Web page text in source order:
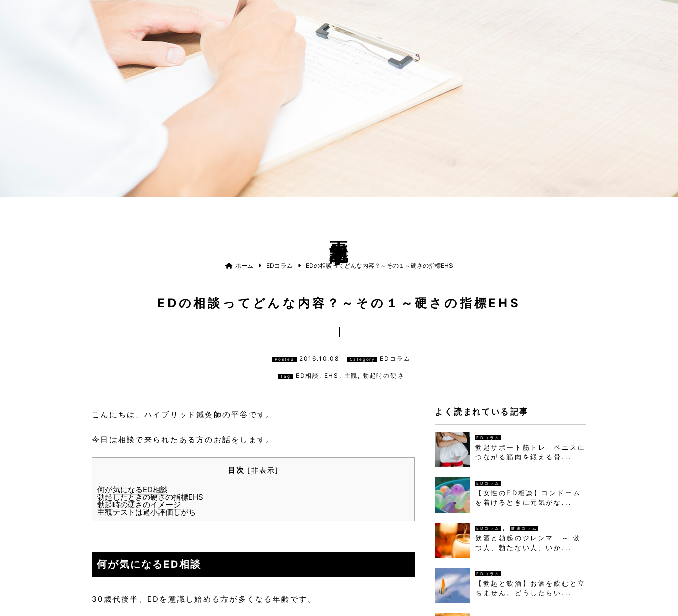
ホーム EDコラム EDの相談ってどんな内容？～その１～硬さの指標EHS
EDの相談ってどんな内容？～その１～硬さの指標EHS
Posted 2016.10.08 Category EDコラム
tag ED相談 , EHS , 主観 , 勃起時の硬さ
こんにちは、ハイブリッド鍼灸師の平谷です。
今日は相談で来られたある方のお話をします。
目次 [非表示]
何が気になるED相談
勃起したときの硬さの指標EHS
勃起時の硬さのイメージ
主観テストは過小評価しがち
何が気になるED相談
30歳代後半、EDを意識し始める方が多くなる年齢です。
よく読まれている記事
EDコラム
勃起サポート筋トレ ペニスに
つながる筋肉を鍛える骨...
EDコラム
【女性のED相談】コンドーム
を着けるときに元気がな...
EDコラム , 健康コラム
飲酒と勃起のジレンマ ～ 勃
つ人、勃たない人、いか...
EDコラム
【勃起と飲酒】お酒を飲むと立
ちません。どうしたらい...